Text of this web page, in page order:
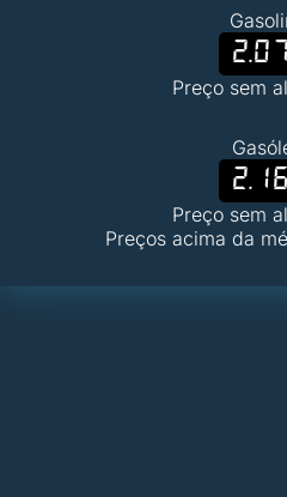
Preço sem
Preço sem
Preços acima da